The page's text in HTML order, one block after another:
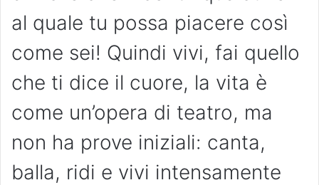
al quale tu possa piacere così
come sei! Quindi vivi, fai quello
che ti dice il cuore, la vita è
come un’opera di teatro, ma
non ha prove iniziali: canta,
balla, ridi e vivi intensamente